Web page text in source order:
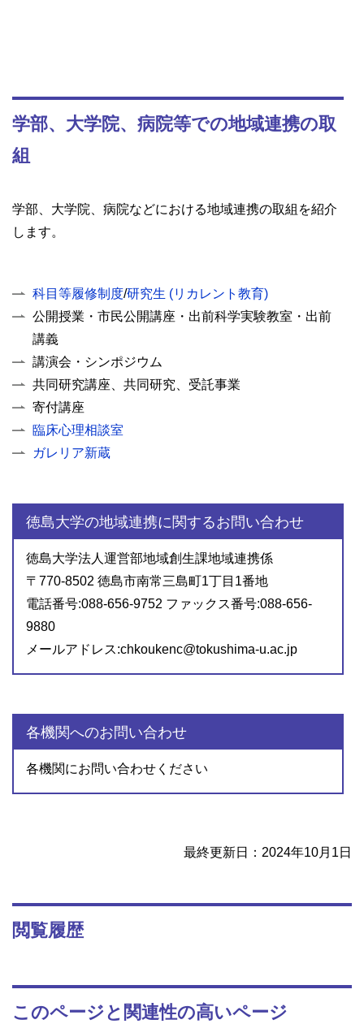
学部、大学院、病院等での地域連携の取
組
学部、大学院、病院などにおける地域連携の取組を紹介
します。
科目等履修制度/研究生 (リカレント教育)
公開授業・市民公開講座・出前科学実験教室・出前
講義
講演会・シンポジウム
共同研究講座、共同研究、受託事業
寄付講座
臨床心理相談室
ガレリア新蔵
徳島大学の地域連携に関するお問い合わせ
徳島大学法人運営部地域創生課地域連携係
〒770-8502 徳島市南常三島町1丁目1番地
電話番号:088-656-9752 ファックス番号:088-656-
9880
メールアドレス:chkoukenc@tokushima-u.ac.jp
各機関へのお問い合わせ
各機関にお問い合わせください
最終更新日：2024年10月1日
閲覧履歴
このページと関連性の高いページ